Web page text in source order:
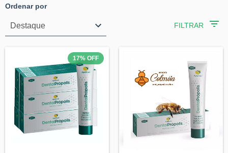
Ordenar por
FILTRAR
17% OFF